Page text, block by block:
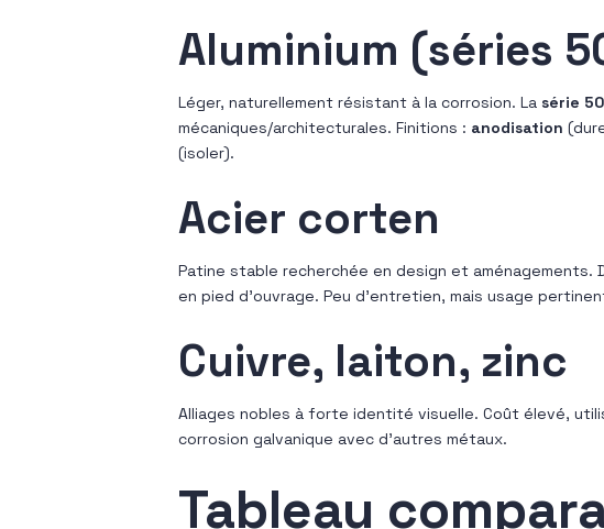
Aluminium (séries
Léger, naturellement résistant à la corrosion. La série
mécaniques/architecturales. Finitions : anodisation
(isoler).
Acier corten
Patine stable recherchée en design et aménagements.
en pied d’ouvrage. Peu d’entretien, mais usage
Cuivre, laiton, zinc
Alliages nobles à forte identité visuelle. Coût élevé,
corrosion galvanique avec d’autres métaux.
Tableau